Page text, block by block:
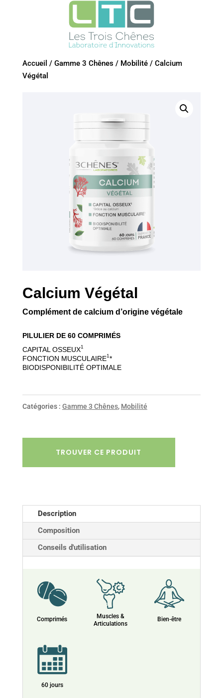
Accueil / Gamme 3 Chênes / Mobilité/ Calcium
Végétal
Calcium Végétal
Complément de calcium d’origine végétale
PILULIER DE 60 COMPRIMÉS
CAPITAL OSSEUX1
FONCTION MUSCULAIRE1*
BIODISPONIBILITÉ OPTIMALE
Catégories : Gamme 3 Chênes, Mobilité
TROUVER CE PRODUIT
Description
Composition
Conseils d'utilisation
Comprimés
Muscles &
Articulations
Bien-être
60 jours